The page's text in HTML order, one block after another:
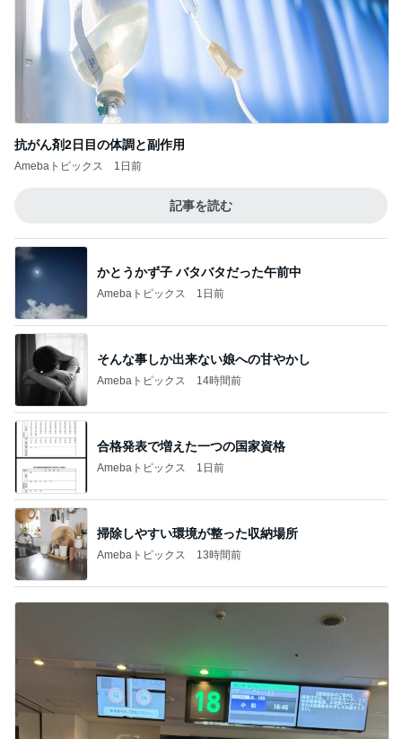
抗がん剤2日目の体調と副作用
Amebaトピックス 1日前
記事を読む
かとうかず子 バタバタだった午前中
Amebaトピックス 1日前
そんな事しか出来ない娘への甘やかし
Amebaトピックス 14時間前
合格発表で増えた一つの国家資格
Amebaトピックス 1日前
掃除しやすい環境が整った収納場所
Amebaトピックス 13時間前